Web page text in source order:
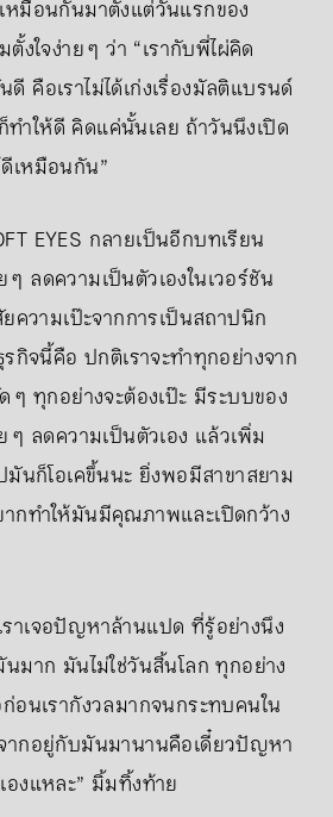
หมือนกันมาตั้งแต่วันแรกของ
ตั้งใจง่าย ๆ ว่า “เรากับพี่ไผ่คิด
คือเราไม่ได้เก่งเรื่องมัลติแบรนด์
ำให้ดี คิดแค่นั้นเลย ถ้าวันนึงเปิด
เหมือนกัน”
EYES กลายเป็นอีกบทเรียน
ลดความเป็นตัวเองในเวอร์ชัน
ความเป๊ะจากการเป็นสถาปนิก
รกิจนี้คือ ปกติเราจะทำทุกอย่างจาก
ๆ ทุกอย่างจะต้องเป๊ะ มีระบบของ
ลดความเป็นตัวเอง แล้วเพิ่ม
มันก็โอเคขึ้นนะ ยิ่งพอมีสาขาสยาม
กทำให้มันมีคุณภาพและเปิดกว้าง
าเจอปัญหาล้านแปด ที่รู้อย่างนึง
มาก มันไม่ใช่วันสิ้นโลก ทุกอย่าง
อนเรากังวลมากจนกระทบคนใน
ากอยู่กับมันมานานคือเดี๋ยวปัญหา
งแหละ” มิ้มทิ้งท้าย